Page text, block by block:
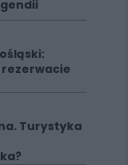
Turystyka